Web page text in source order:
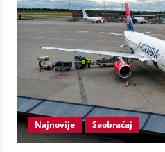
Najnovije Saobraćaj